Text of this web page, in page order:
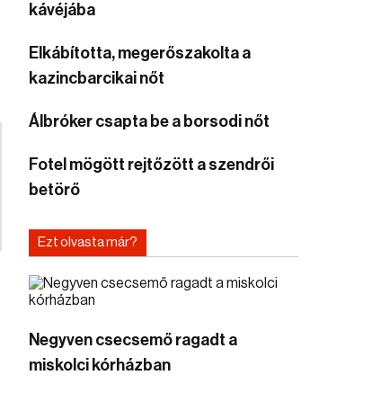
kávéjába
Elkábította, megerőszakolta a
kazincbarcikai nőt
Álbróker csapta be a borsodi nőt
Fotel mögött rejtőzött a szendrői
betörő
Ezt olvasta már?
Negyven csecsemő ragadt a
miskolci kórházban